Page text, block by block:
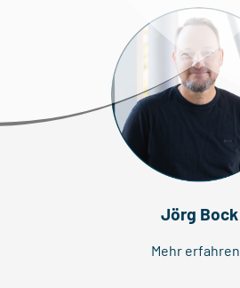
Jörg Bock
Mehr erfahren